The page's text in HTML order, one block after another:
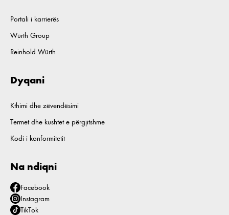
Portali i karrierës
Würth Group
Reinhold Würth
Dyqani
Kthimi dhe zëvendësimi
Termet dhe kushtet e përgjitshme
Kodi i konformitetit
Na ndiqni
Facebook
Instagram
TikTok